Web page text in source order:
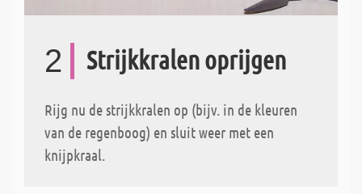
2 Strijkkralen oprijgen
Rijg nu de strijkkralen op (bijv. in de kleuren
van de regenboog) en sluit weer met een
knijpkraal.